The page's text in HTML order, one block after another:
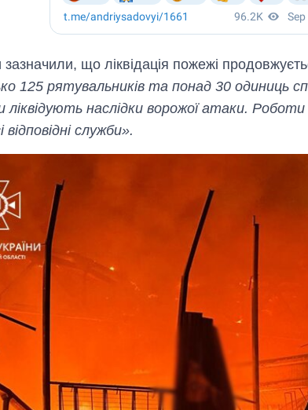
що ліквідація пожежі
125 рятувальників та понад 30 одиниць
ліквідують наслідки ворожої атаки.
служби».